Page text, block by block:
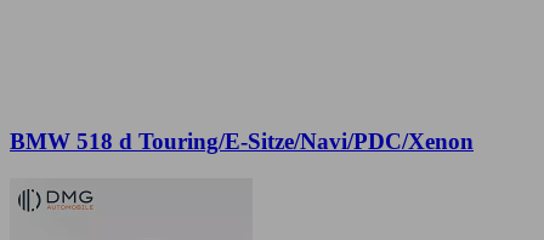
BMW 518 d Touring/E-Sitze/Navi/PDC/Xenon